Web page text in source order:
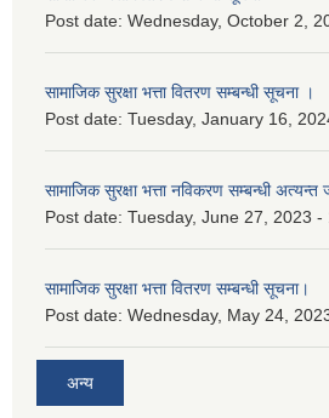
Post date: Wednesday, October 2,
सामाजिक सुरक्षा भत्ता वितरण सम्बन्धी सूचना ।
Post date: Tuesday, January 16,
सामाजिक सुरक्षा भत्ता नविकरण सम्बन्धी
Post date: Tuesday, June 27, 2023 -
सामाजिक सुरक्षा भत्ता वितरण सम्बन्धी सूचना।
Post date: Wednesday, May 24,
अन्य